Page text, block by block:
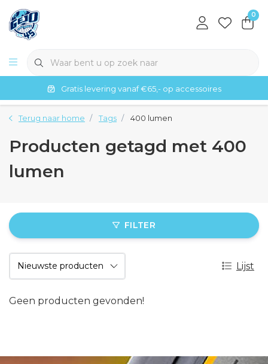
0
Gratis levering vanaf €65,- op accessoires
Terug naar home Tags 400 lumen
Producten getagd met 400
lumen
FILTER
Lijst
Geen producten gevonden!